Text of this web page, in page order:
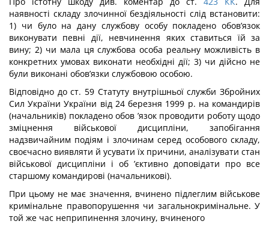
наявності складу злочинної бездіяльності слід встановити:
1) чи було на дану службову особу покладено обов’язок
виконувати певні дії, невчинення яких ставиться їй за
вину; 2) чи мала ця службова особа реальну можливість в
конкретних умовах виконати необхідні дії; 3) чи дійсно не
були виконані обов’язки службовою особою.
Відповідно до ст. 59 Статуту внутрішньої служби Збройних
Сил України України від 24 березня 1999 р. на командирів
(начальників) покладено обов ’язок про­водити роботу щодо
зміцнення військової дисципліни, запобігання
надзвичайним подіям і злочинам серед особового складу,
своєчасно виявляти й усувати їх причини, аналізувати стан
військової дисципліни і об ’єктивно доповідати про все
старшому командирові (начальникові).
При цьому не має значення, вчинено підлеглим військове
кримінальне правопо­рушення чи загальнокримінальне. У
той же час неприпинення злочину, вчиненого